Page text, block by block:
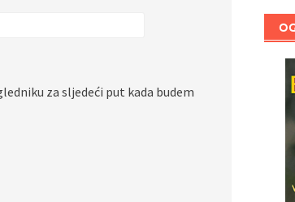
za sljedeći put kada budem